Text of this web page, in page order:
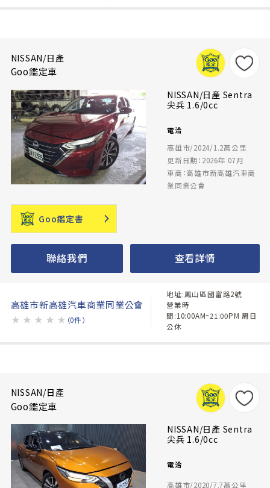
NISSAN/日產
Goo鑑定車
NISSAN/日產 Sentra
尖兵 1.6/0cc
電洽
高雄市/2024/1.2萬公里
更新日期：2026年 07月
車商：高雄市新高雄汽車商
業同業公會
Goo鑑定書
聯絡我們 查看詳情
高雄市新高雄汽車商業同業公會
★ ★ ★ ★ ★ （0件）
地址:鳳山區國富路2號
營業時
間:10:00AM~21:00PM 周日
公休
NISSAN/日產
Goo鑑定車
NISSAN/日產 Sentra
尖兵 1.6/0cc
電洽
高雄市/2020/7.7萬公里